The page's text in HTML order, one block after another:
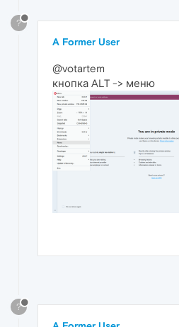
?
A Former User
@votartem
кнопка ALT -> меню
?